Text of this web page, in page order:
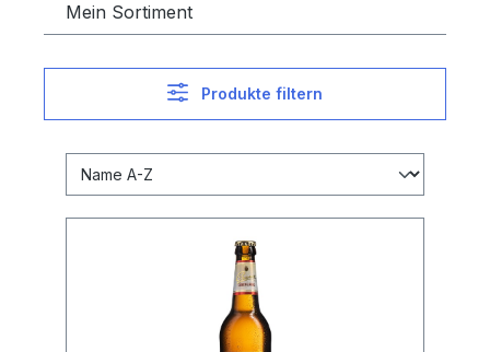
Mein Sortiment
Produkte filtern